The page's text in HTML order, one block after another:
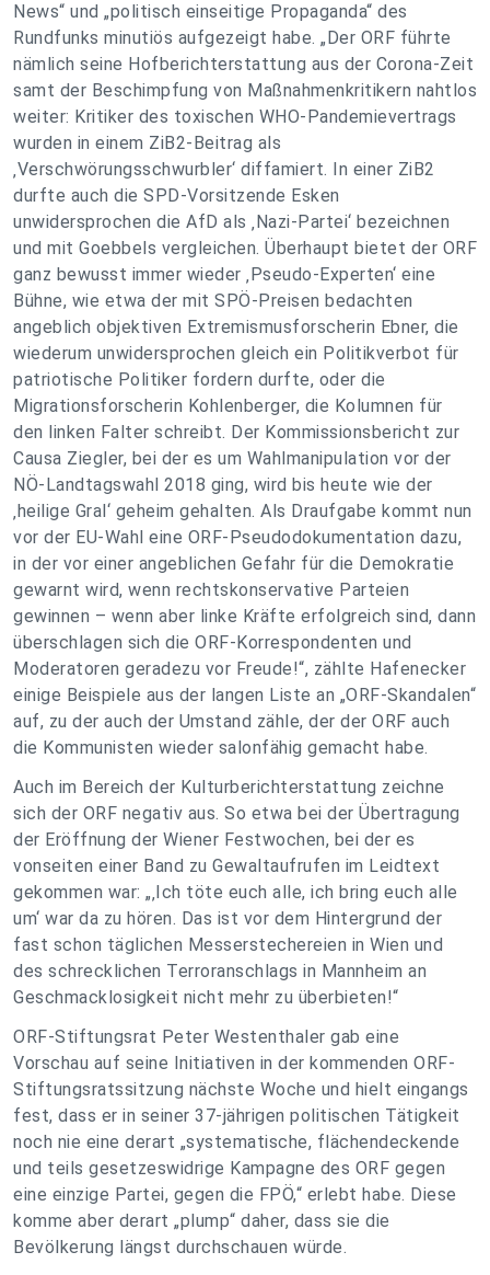
News“ und „politisch einseitige Propaganda“ des
Rundfunks minutiös aufgezeigt habe. „Der ORF führte
nämlich seine Hofberichterstattung aus der Corona-Zeit
samt der Beschimpfung von Maßnahmenkritikern nahtlos
weiter: Kritiker des toxischen WHO-Pandemievertrags
wurden in einem ZiB2-Beitrag als
‚Verschwörungsschwurbler‘ diffamiert. In einer ZiB2
durfte auch die SPD-Vorsitzende Esken
unwidersprochen die AfD als ‚Nazi-Partei‘ bezeichnen
und mit Goebbels vergleichen. Überhaupt bietet der ORF
ganz bewusst immer wieder ‚Pseudo-Experten‘ eine
Bühne, wie etwa der mit SPÖ-Preisen bedachten
angeblich objektiven Extremismusforscherin Ebner, die
wiederum unwidersprochen gleich ein Politikverbot für
patriotische Politiker fordern durfte, oder die
Migrationsforscherin Kohlenberger, die Kolumnen für
den linken Falter schreibt. Der Kommissionsbericht zur
Causa Ziegler, bei der es um Wahlmanipulation vor der
NÖ-Landtagswahl 2018 ging, wird bis heute wie der
‚heilige Gral‘ geheim gehalten. Als Draufgabe kommt nun
vor der EU-Wahl eine ORF-Pseudodokumentation dazu,
in der vor einer angeblichen Gefahr für die Demokratie
gewarnt wird, wenn rechtskonservative Parteien
gewinnen – wenn aber linke Kräfte erfolgreich sind, dann
überschlagen sich die ORF-Korrespondenten und
Moderatoren geradezu vor Freude!“, zählte Hafenecker
einige Beispiele aus der langen Liste an „ORF-Skandalen“
auf, zu der auch der Umstand zähle, der der ORF auch
die Kommunisten wieder salonfähig gemacht habe.
Auch im Bereich der Kulturberichterstattung zeichne
sich der ORF negativ aus. So etwa bei der Übertragung
der Eröffnung der Wiener Festwochen, bei der es
vonseiten einer Band zu Gewaltaufrufen im Leidtext
gekommen war: „‚Ich töte euch alle, ich bring euch alle
um‘ war da zu hören. Das ist vor dem Hintergrund der
fast schon täglichen Messerstechereien in Wien und
des schrecklichen Terroranschlags in Mannheim an
Geschmacklosigkeit nicht mehr zu überbieten!“
ORF-Stiftungsrat Peter Westenthaler gab eine
Vorschau auf seine Initiativen in der kommenden ORF-
Stiftungsratssitzung nächste Woche und hielt eingangs
fest, dass er in seiner 37-jährigen politischen Tätigkeit
noch nie eine derart „systematische, flächendeckende
und teils gesetzeswidrige Kampagne des ORF gegen
eine einzige Partei, gegen die FPÖ,“ erlebt habe. Diese
komme aber derart „plump“ daher, dass sie die
Bevölkerung längst durchschauen würde.